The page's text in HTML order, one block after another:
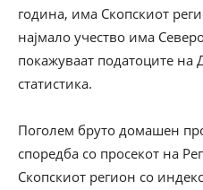
година, има Скопскиот
најмало учество има
покажуваат податоците на
статистика.
Поголем бруто домашен
споредба со просекот на
Скопскиот регион со